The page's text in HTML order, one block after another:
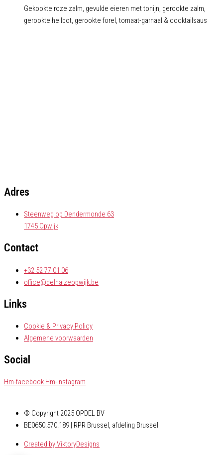
Gekookte roze zalm, gevulde eieren met tonijn, gerookte zalm,
gerookte heilbot, gerookte forel, tomaat-garnaal & cocktailsaus
Adres
Steenweg op Dendermonde 63
1745 Opwijk
Contact
+32 52 77 01 06
office@delhaizeopwijk.be
Links
Cookie & Privacy Policy
Algemene voorwaarden
Social
Hm-facebook Hm-instagram
© Copyright 2025 OPDEL BV
BE0650.570.189 | RPR Brussel, afdeling Brussel
Created by ViktoryDesigns